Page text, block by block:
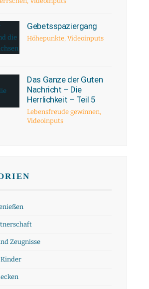
Gebetsspaziergang
Höhepunkte,Videoinputs
Das Ganze der Guten
Nachricht – Die
Herrlichkeit – Teil 5
Lebensfreude gewinnen,
Videoinputs
Zeugnisse